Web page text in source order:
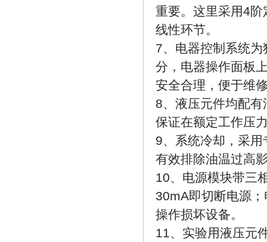
重要。这里采用4
线性环节。
7、电器控制系统
分，电器操作面板
安全合理，便于维
8、液压元件均配
保证在额定工作压
9、系统冷却，采
有效排除油温过高
10、电源模块带三
30mA即切断电源
操作损坏设备。
11、实验用液压元